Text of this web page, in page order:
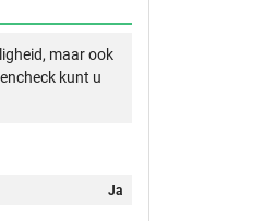
maar ook
kunt u
Ja